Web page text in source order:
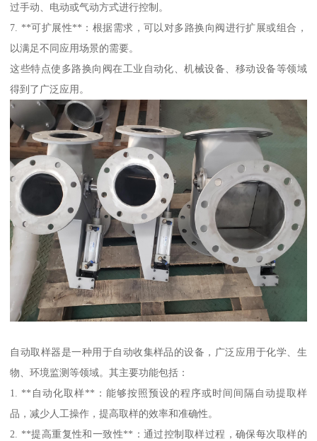
过手动、电动或气动方式进行控制。
7. **可扩展性**：根据需求，可以对多路换向阀进行扩展或组合，
以满足不同应用场景的需要。
这些特点使多路换向阀在工业自动化、机械设备、移动设备等领域
得到了广泛应用。
自动取样器是一种用于自动收集样品的设备，广泛应用于化学、生
物、环境监测等领域。其主要功能包括：
1. **自动化取样**：能够按照预设的程序或时间间隔自动提取样
品，减少人工操作，提高取样的效率和准确性。
2. **提高重复性和一致性**：通过控制取样过程，确保每次取样的